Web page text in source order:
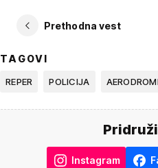
Prethodna vest
TAGOVI
REPER POLICIJA
Instagram